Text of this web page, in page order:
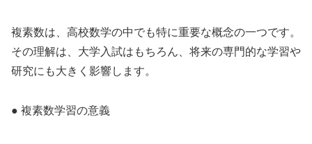
複素数は、高校数学の中でも特に重要な概念の一つです。
その理解は、大学入試はもちろん、将来の専門的な学習や
研究にも大きく影響します。
● 複素数学習の意義